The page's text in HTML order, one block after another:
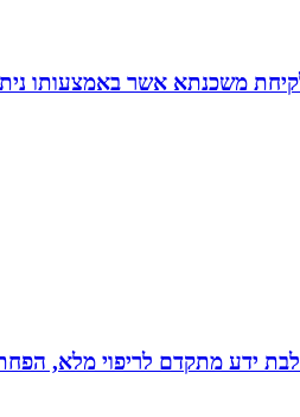
משכנתא אשר באמצעותו
ותודעה- כלי הריפוי החזקים ביותר בעולם!!! נטורופתית כ-